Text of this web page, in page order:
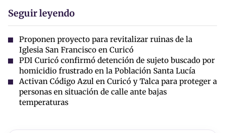
Seguir leyendo
Proponen proyecto para revitalizar ruinas de la
Iglesia San Francisco en Curicó
PDI Curicó confirmó detención de sujeto buscado por
homicidio frustrado en la Población Santa Lucía
Activan Código Azul en Curicó y Talca para proteger a
personas en situación de calle ante bajas
temperaturas